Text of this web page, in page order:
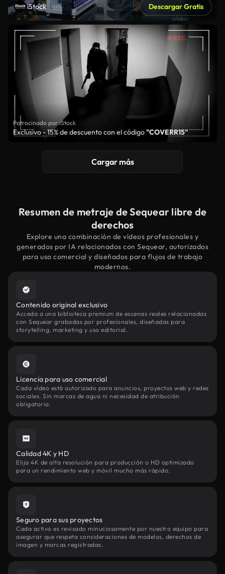
iStock Descargar Gratis
Patrocinado por iStock
Exclusivo - 15% de descuento con el código"COVERR15"
Cargar más
Resumen de metraje de Sequear libre de
derechos
Explore una combinación de vídeos profesionales y
generados por IA relacionados con Sequear, autorizados
para uso comercial y diseñados para flujos de trabajo
modernos.
Contenido original exclusivo
Acceda a una biblioteca premium de escenas reales relacionadas
con Sequear grabadas por profesionales, diseñadas para
storytelling, marketing y uso editorial.
Licencia para uso comercial
Cada vídeo está autorizado para anuncios, proyectos web y redes
sociales. Sin marcas de agua ni necesidad de atribución
obligatoria.
Calidad 4K y HD
Elija 4K de alta resolución para producción o HD optimizado
para un rendimiento web y móvil mucho más rápido.
Seguro para sus proyectos
Cada activo es revisado minuciosamente por nuestro equipo para
asegurar que respeta consideraciones de modelos, derechos de
imagen y marcas registradas.